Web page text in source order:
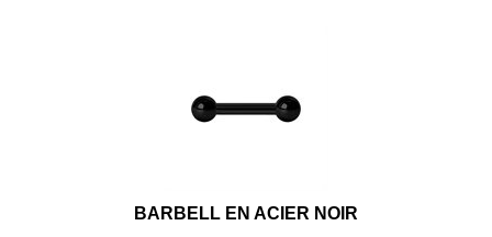
BARBELL EN ACIER NOIR